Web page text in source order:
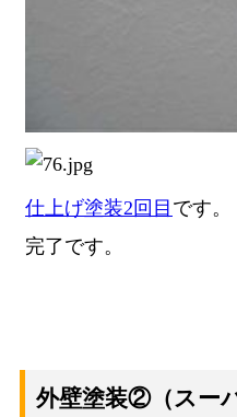
仕上げ塗装2回目 です。
完了です。
外壁塗装②（スー